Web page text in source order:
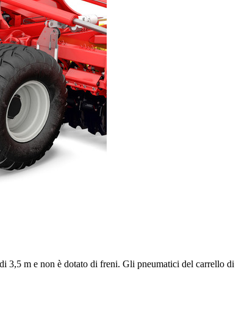
3,5 m e non è dotato di freni. Gli pneumatici del carrello